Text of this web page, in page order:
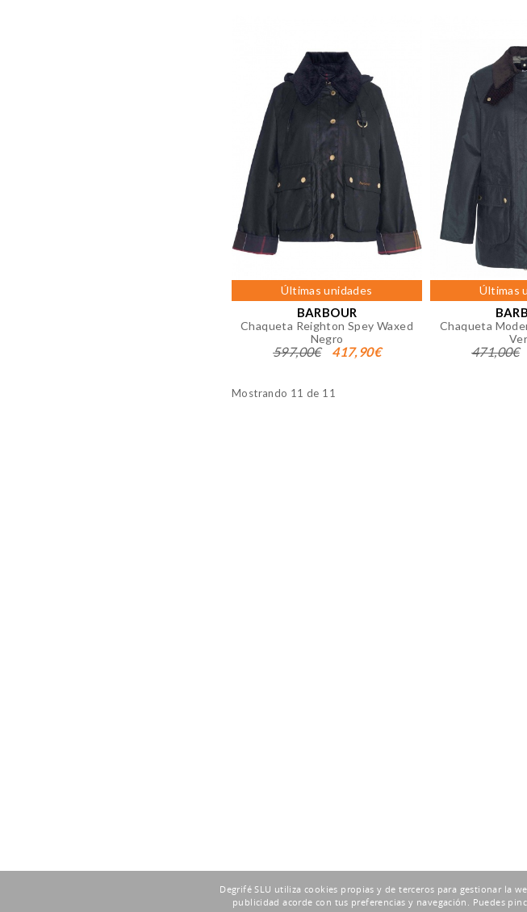
Últimas unidades
BARBOUR
Chaqueta Reighton Spey Waxed
Negro
597,00€ 417,90€
Últimas
Chaqueta
471,00€
Mostrando 11 de 11
Degrifé SLU utiliza cookies propias y de terceros para gestionar la
publicidad acorde con tus preferencias y navegación. Puedes
GUARDAR CONFIGURACIÓN
Puedes volver a configurar tus cookies desde la sección
política de cookies